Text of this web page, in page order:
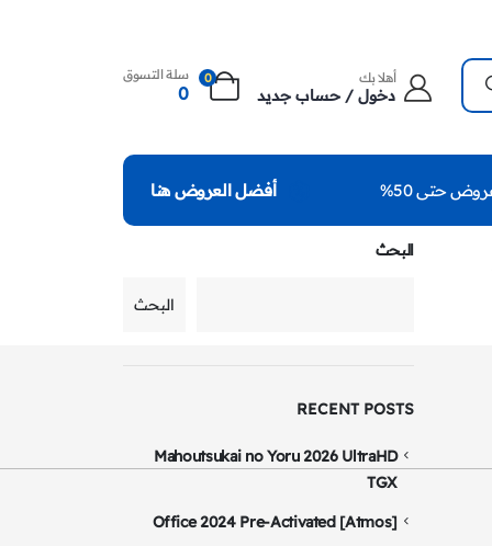
أهلا بك
دخول / حساب جديد
0 سلة التسوق
0
حتى 50% أفضل العروض هنا
البحث
البحث
RECENT POSTS
Mahoutsukai no Yoru 2026 UltraHD
TGX
Office 2024 Pre-Activated [Atmos]